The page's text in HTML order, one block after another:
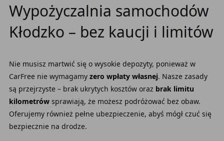
Wypożyczalnia samochodów
Kłodzko – bez kaucji i limitów
Nie musisz martwić się o wysokie depozyty, ponieważ w
CarFree nie wymagamy zero wpłaty własnej. Nasze zasady
są przejrzyste – brak ukrytych kosztów oraz brak limitu
kilometrówsprawiają, że możesz podróżować bez obaw.
Oferujemy również pełne ubezpieczenie, abyś mógł czuć się
bezpiecznie na drodze.